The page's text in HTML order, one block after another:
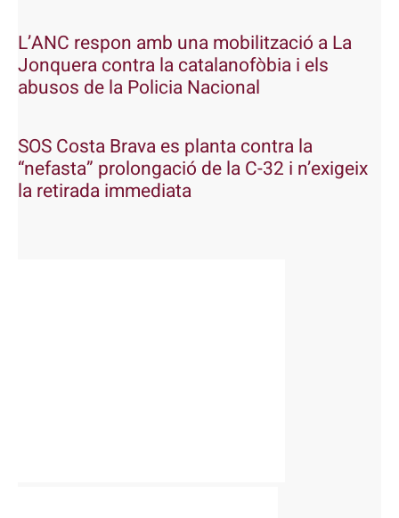
L’ANC respon amb una mobilització a La
Jonquera contra la catalanofòbia i els
abusos de la Policia Nacional
SOS Costa Brava es planta contra la
“nefasta” prolongació de la C-32 i n’exigeix
la retirada immediata